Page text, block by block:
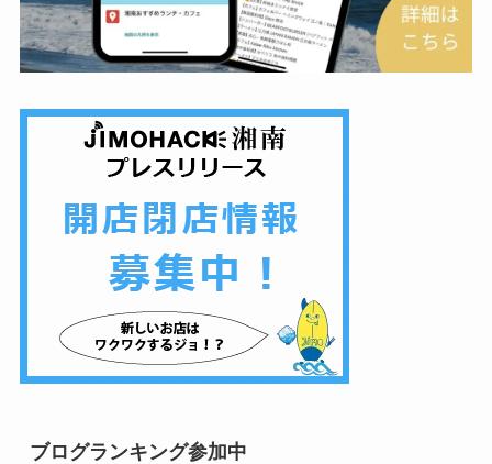
ブログランキング参加中